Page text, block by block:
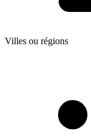
Villes ou régions